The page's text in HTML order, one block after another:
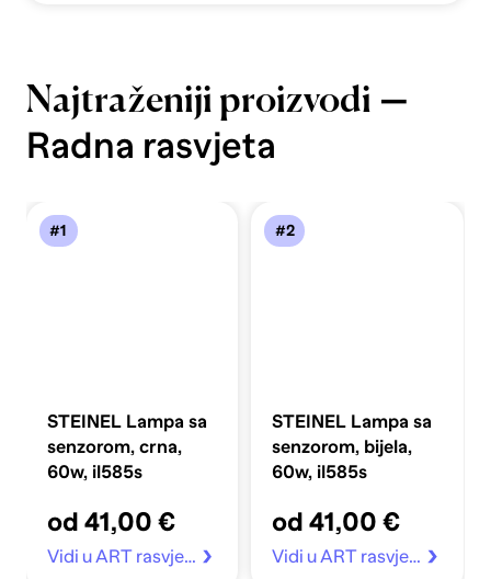
Najtraženiji proizvodi —
Radna rasvjeta
#1
STEINEL Lampa sa
senzorom, crna,
60w, il585s
od 41,00 €
Vidi u ART rasvjeta
#2
STEINEL Lampa sa
senzorom, bijela,
60w, il585s
od 41,00 €
Vidi u ART rasvjeta